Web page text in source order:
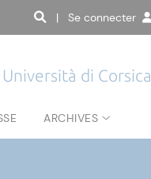
| Se connecter
Università di Corsica
ARCHIVES